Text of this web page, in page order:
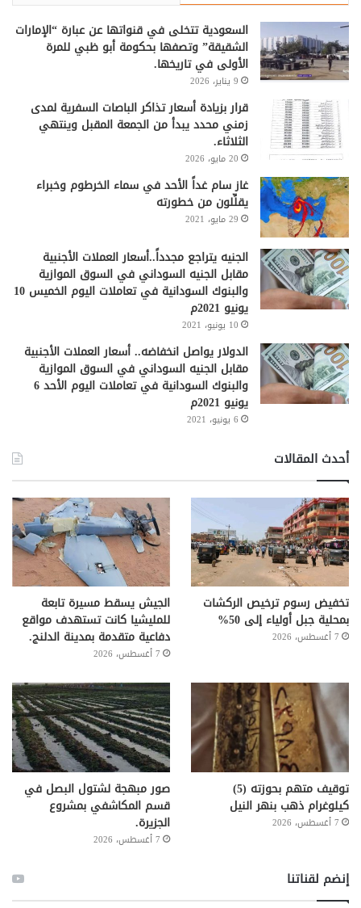
السعودية تتخلى في قنواتها عن عبارة “الإمارات
الشقيقة” وتصفها بحكومة أبو ظبي للمرة
الأولى في تاريخها.
9 يناير، 2026
قرار بزيادة أسعار تذاكر الباصات السفرية لمدى
زمني محدد يبدأ من الجمعة المقبل وينتهي
الثلاثاء.
20 مايو، 2026
غاز سام غداً الأحد في سماء الخرطوم وخبراء
يقلِّلون من خطورته
29 مايو، 2021
الجنيه يتراجع مجدداً..أسعار العملات الأجنبية
مقابل الجنيه السوداني في السوق الموازية
والبنوك السودانية في تعاملات اليوم الخميس 10
يونيو 2021م
10 يونيو، 2021
الدولار يواصل انخفاضه.. أسعار العملات الأجنبية
مقابل الجنيه السوداني في السوق الموازية
والبنوك السودانية في تعاملات اليوم الأحد 6
يونيو 2021م
6 يونيو، 2021
أحدث المقالات
تخفيض رسوم ترخيص الركشات
بمحلية جبل أولياء إلى 50%
7 أغسطس، 2026
الجيش يسقط مسيرة تابعة
للمليشيا كانت تستهدف مواقع
دفاعية متقدمة بمدينة الدلنج.
7 أغسطس، 2026
توقيف متهم بحوزته (5)
كيلوغرام ذهب بنهر النيل
7 أغسطس، 2026
صور مبهجة لشتول البصل في
قسم المكاشفي بمشروع
الجزيرة.
7 أغسطس، 2026
إنضم لقناتنا